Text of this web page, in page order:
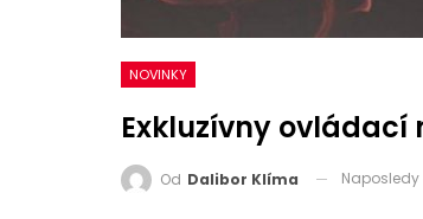
NOVINKY
Exkluzívny
Od Dalibor Klíma